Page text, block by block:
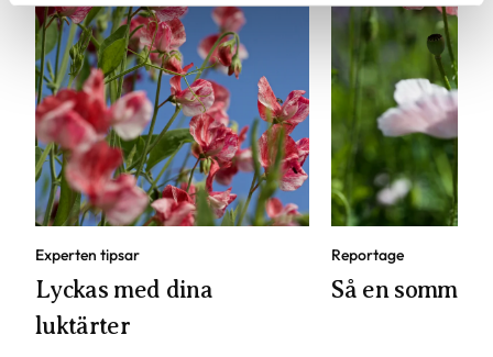
Experten tipsar
Lyckas med dina
luktärter
Reportage
Så en